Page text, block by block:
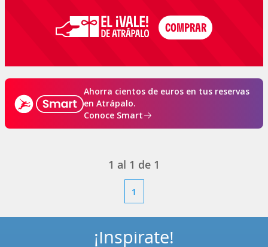
Ahorra cientos de euros en tus reservas
en Atrápalo.
Conoce Smart
1 al 1 de 1
1
¡Inspírate!